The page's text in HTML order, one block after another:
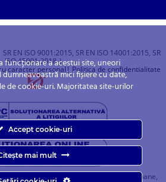
SR EN ISO 9001:2015, SR EN ISO 14001:2015, SR
ISO 45001:2018 |
caracter personal| Politica de confidentialitate
online cu baterii pentru automobile, camioane,
funcționare a acestui site, uneori
mici fișiere cu date,
de cookie-uri. Majoritatea site-urilor
Accept cookie-uri
mai mult